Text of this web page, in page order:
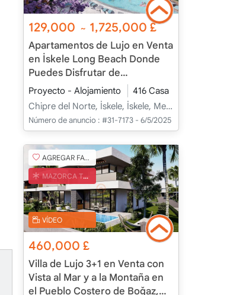
129,000 ~ 1,725,000£
Apartamentos de Lujo en Venta
en İskele Long Beach Donde
Puedes Disfrutar de
Vacaciones Todo el Año
Proyecto - Alojamiento
416 Casa
Chipre del Norte, İskele, İskele, Merkez - Merkez
Número de anuncio : #31-7173 - 6/5/2025
AGREGAR FAVORITO
MAZORCA TURCA
VÍDEO
460,000 £
Villa de Lujo 3+1 en Venta con
Vista al Mar y a la Montaña en
el Pueblo Costero de Boğaz,